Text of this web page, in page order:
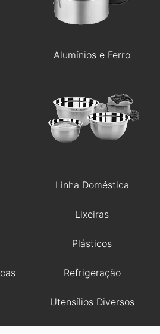
Alumínios e Ferro
Linha Doméstica
Lixeiras
Plásticos
Refrigeração
Utensílios Diversos